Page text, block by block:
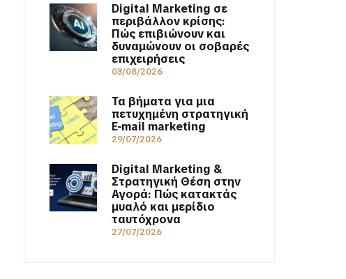
Digital Marketing σε
περιβάλλον κρίσης:
Πώς επιβιώνουν και
δυναμώνουν οι σοβαρές
επιχειρήσεις
03/08/2026
Τα βήματα για μια
πετυχημένη στρατηγική
E-mail marketing
29/07/2026
Digital Marketing &
Στρατηγική Θέση στην
Αγορά: Πώς κατακτάς
μυαλό και μερίδιο
ταυτόχρονα
27/07/2026